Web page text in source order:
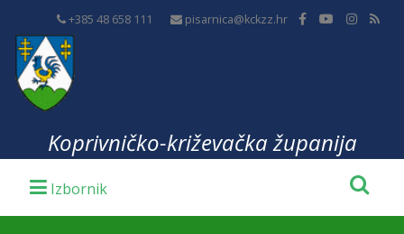
+385 48 658 111 pisarnica@kckzz.hr
Koprivničko-križevačka županija